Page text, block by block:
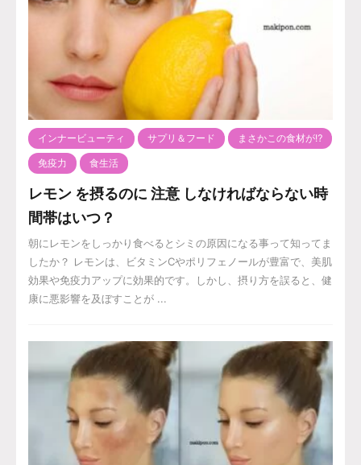
インナービューティ サプリ＆フード まさかこの食材が⁉️
免疫力 食生活
レモン を摂るのに 注意 しなければならない時
間帯はいつ？
朝にレモンをしっかり食べるとシミの原因になる事って知ってま
したか？ レモンは、ビタミンCやポリフェノールが豊富で、美肌
効果や免疫力アップに効果的です。しかし、摂り方を誤ると、健
康に悪影響を及ぼすことが ...